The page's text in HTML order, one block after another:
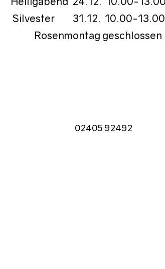
Silvester 31.12. 10.00-13.00
Rosenmontag geschlossen
02405 92492